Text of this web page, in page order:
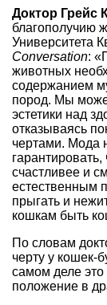
Доктор Грейс
благополучию
Университета
Conversation:
животных
содержанием
пород. Мы
эстетики над
отказываясь
чертами. Мода
счастливее и
естественным
прыгать и
кошкам быть
По словам
черту у кошек-
самом деле
положение в